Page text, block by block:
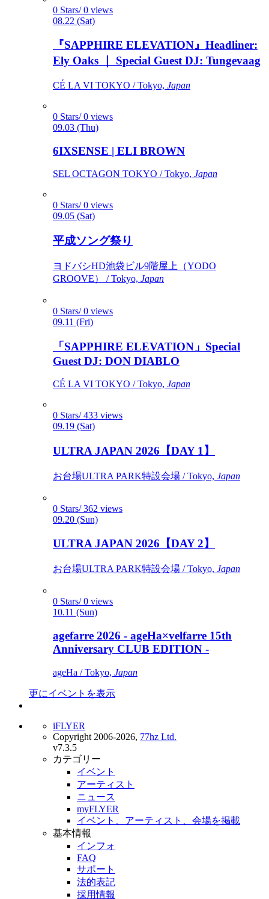
0 Stars/ 0 views
08.22 (Sat)
『SAPPHIRE ELEVATION』Headliner:
Ely Oaks ｜ Special Guest DJ: Tungevaag
CÉ LA VI TOKYO / Tokyo, Japan
0 Stars/ 0 views
09.03 (Thu)
6IXSENSE | ELI BROWN
SEL OCTAGON TOKYO / Tokyo, Japan
0 Stars/ 0 views
09.05 (Sat)
平成ソング祭り
ヨドバシHD池袋ビル9階屋上（YODO
GROOVE） / Tokyo, Japan
0 Stars/ 0 views
09.11 (Fri)
「SAPPHIRE ELEVATION」Special
Guest DJ: DON DIABLO
CÉ LA VI TOKYO / Tokyo, Japan
0 Stars/ 433 views
09.19 (Sat)
ULTRA JAPAN 2026【DAY 1】
お台場ULTRA PARK特設会場 / Tokyo, Japan
0 Stars/ 362 views
09.20 (Sun)
ULTRA JAPAN 2026【DAY 2】
お台場ULTRA PARK特設会場 / Tokyo, Japan
0 Stars/ 0 views
10.11 (Sun)
agefarre 2026 - ageHa×velfarre 15th
Anniversary CLUB EDITION -
ageHa / Tokyo, Japan
更にイベントを表示
iFLYER
Copyright 2006-2026, 77hz Ltd.
v7.3.5
カテゴリー
イベント
アーティスト
ニュース
myFLYER
イベント、アーティスト、会場を掲載
基本情報
インフォ
FAQ
サポート
法的表記
採用情報